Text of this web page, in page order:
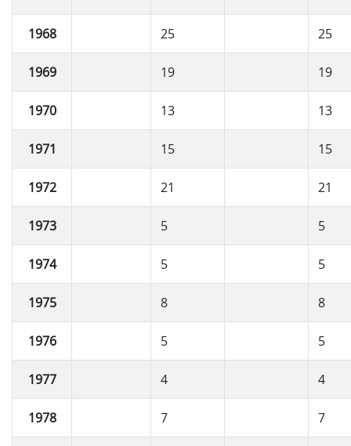
1968 25 25
1969 19 19
1970 13 13
1971 15 15
1972 21 21
1973 5 5
1974 5 5
1975 8 8
1976 5 5
1977 4 4
1978 7 7